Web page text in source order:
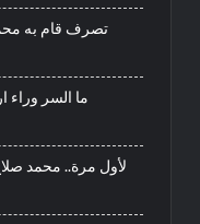
تصرف قام به
لأول مرة.. محمد